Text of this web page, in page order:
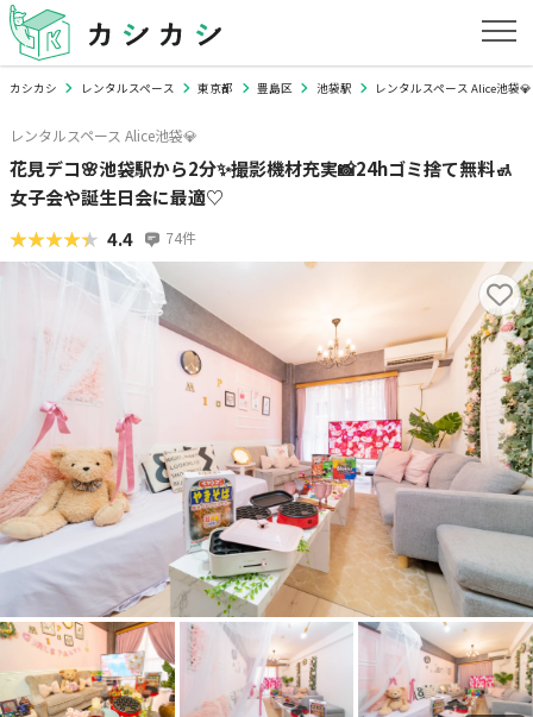
カシカシ レンタルスペース 東京都 豊島区 池袋駅 レンタルスペース Alice池袋💎
レンタルスペース Alice池袋💎
花見デコ🌸池袋駅から2分✨撮影機材充実📸24hゴミ捨て無料🚮
女子会や誕生日会に最適♡
★★★★★
★★★★★ 4.4 74件